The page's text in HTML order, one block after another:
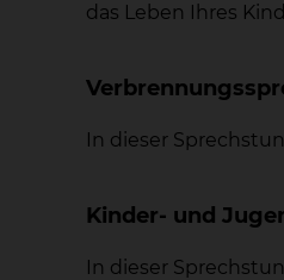
das Leben Ihres
In dieser
Kinder- und
In dieser